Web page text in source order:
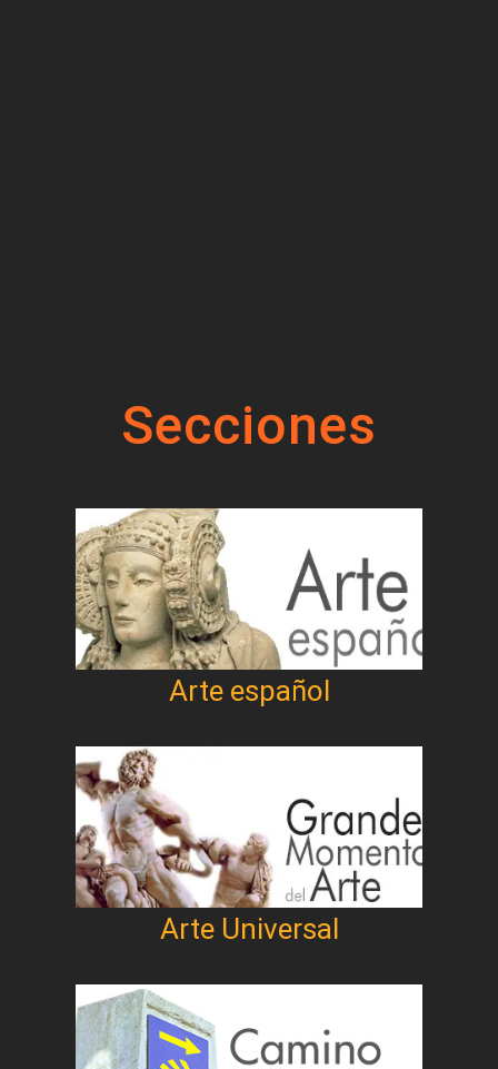
Secciones
Arte español
Arte Universal